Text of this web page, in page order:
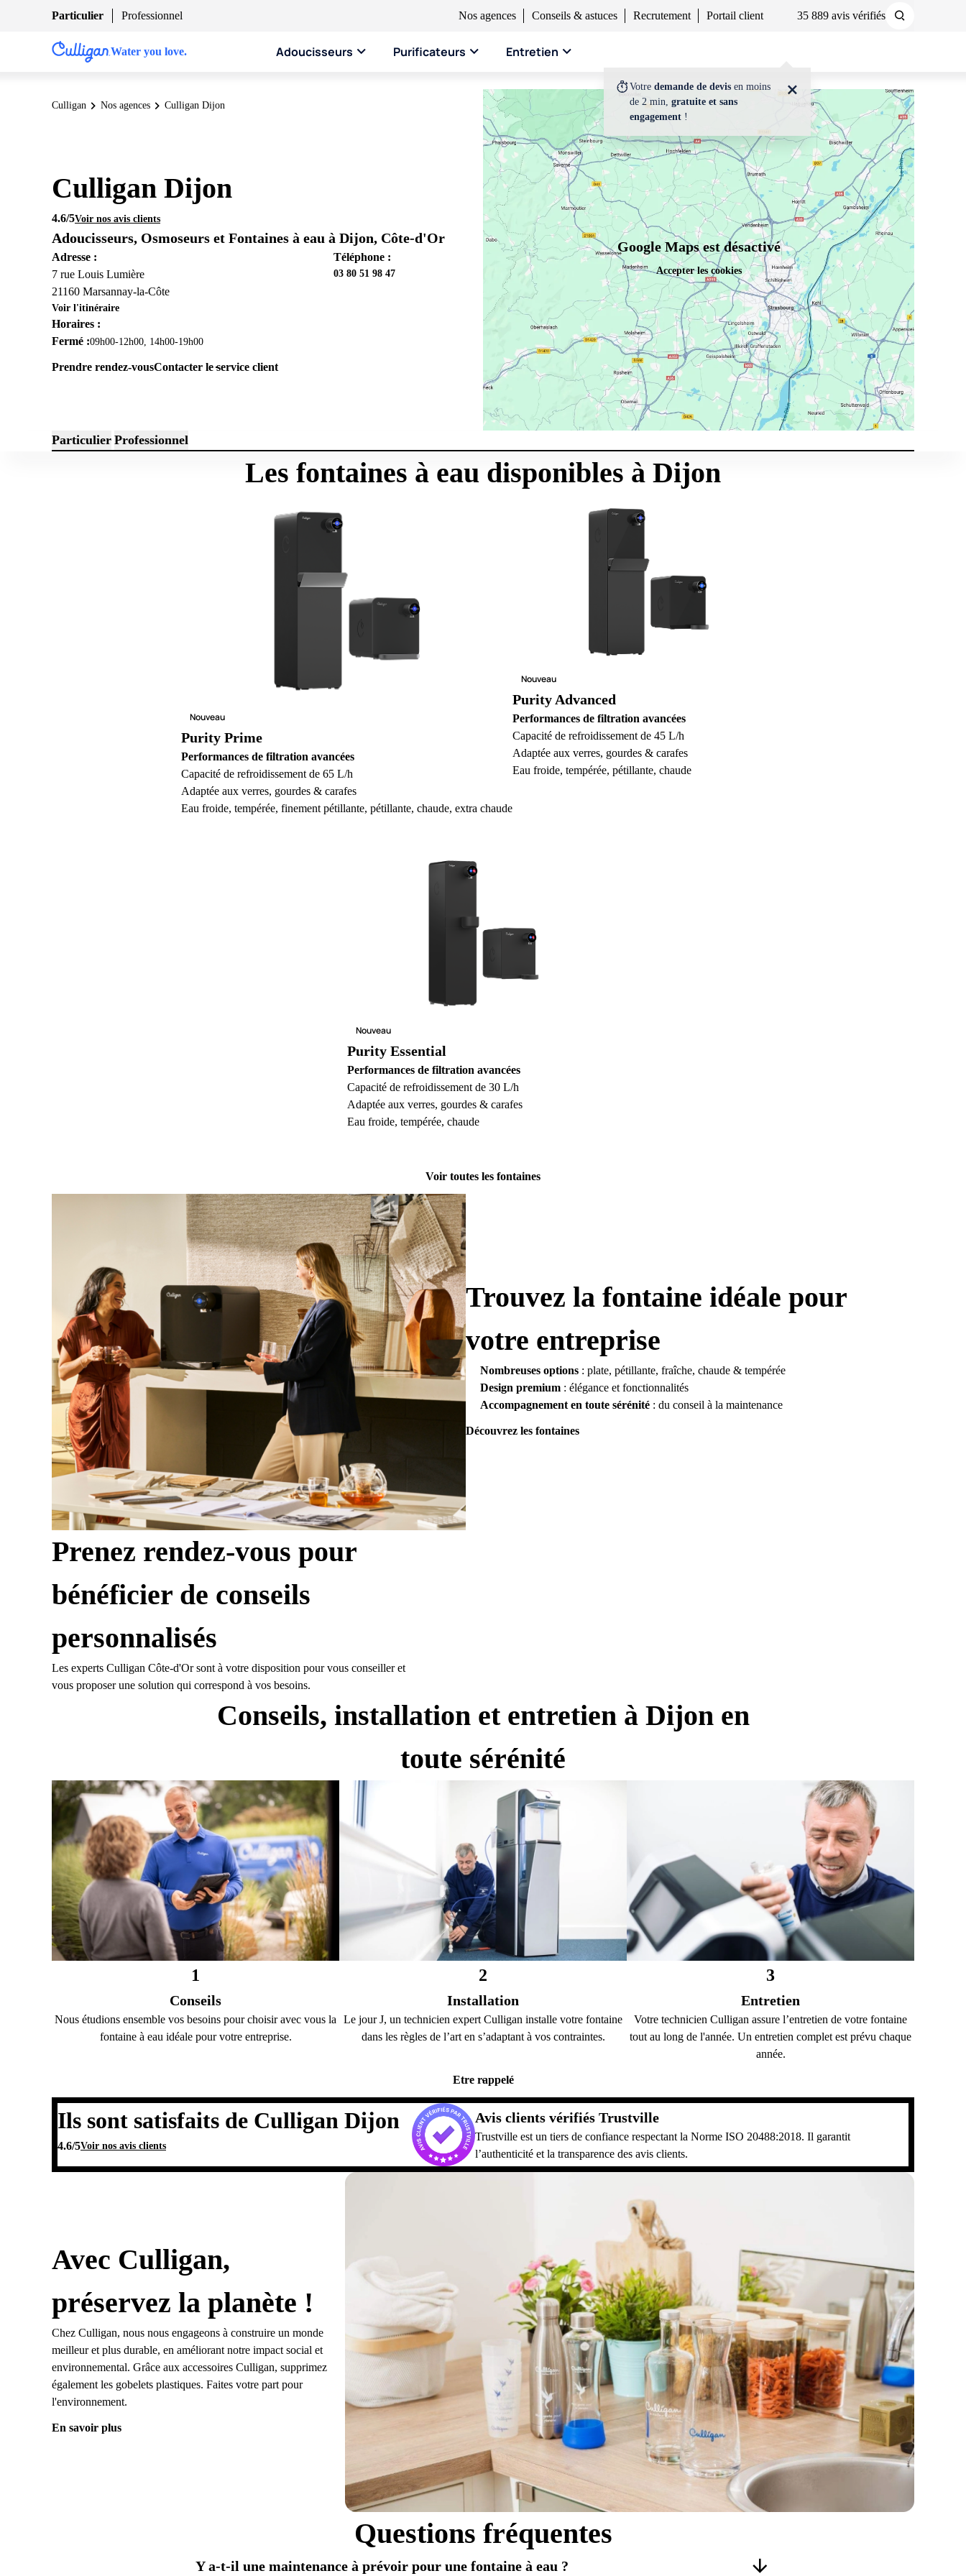
Particulier Professionnel Nos agences Conseils & astuces Recrutement Portail client 35 889 avis vérifiés
Water you love. Adoucisseurs Purificateurs Entretien
Votre demande de devis en moins
de 2 min, gratuite et sans
engagement !
Culligan Nos agences Culligan Dijon
Culligan Dijon
4.6/5Voir nos avis clients
Adoucisseurs, Osmoseurs et Fontaines à eau à Dijon, Côte-d'Or
Adresse :
7 rue Louis Lumière
21160 Marsannay-la-Côte
Voir l'itinéraire
Téléphone :
03 80 51 98 47
Horaires :
Fermé :09h00-12h00, 14h00-19h00
Prendre rendez-vousContacter le service client
Google Maps est désactivé
Accepter les cookies
Particulier Professionnel
Les fontaines à eau disponibles à Dijon
Nouveau
Purity Prime
Performances de filtration avancées
Capacité de refroidissement de 65 L/h
Adaptée aux verres, gourdes & carafes
Eau froide, tempérée, finement pétillante, pétillante, chaude, extra chaude
Nouveau
Purity Advanced
Performances de filtration avancées
Capacité de refroidissement de 45 L/h
Adaptée aux verres, gourdes & carafes
Eau froide, tempérée, pétillante, chaude
Nouveau
Purity Essential
Performances de filtration avancées
Capacité de refroidissement de 30 L/h
Adaptée aux verres, gourdes & carafes
Eau froide, tempérée, chaude
Voir toutes les fontaines
Trouvez la fontaine idéale pour
votre entreprise
Nombreuses options : plate, pétillante, fraîche, chaude & tempérée
Design premium : élégance et fonctionnalités
Accompagnement en toute sérénité : du conseil à la maintenance
Découvrez les fontaines
Prenez rendez-vous pour
bénéficier de conseils
personnalisés
Les experts Culligan Côte-d'Or sont à votre disposition pour vous conseiller et
vous proposer une solution qui correspond à vos besoins.
Conseils, installation et entretien à Dijon en
toute sérénité
1
Conseils
Nous étudions ensemble vos besoins pour choisir avec vous la
fontaine à eau idéale pour votre entreprise.
2
Installation
Le jour J, un technicien expert Culligan installe votre fontaine
dans les règles de l’art en s’adaptant à vos contraintes.
3
Entretien
Votre technicien Culligan assure l’entretien de votre fontaine
tout au long de l'année. Un entretien complet est prévu chaque
année.
Etre rappelé
Ils sont satisfaits de Culligan Dijon
4.6/5Voir nos avis clients
Avis clients vérifiés Trustville
Trustville est un tiers de confiance respectant la Norme ISO 20488:2018. Il garantit
l’authenticité et la transparence des avis clients.
Avec Culligan,
préservez la planète !
Chez Culligan, nous nous engageons à construire un monde
meilleur et plus durable, en améliorant notre impact social et
environnemental. Grâce aux accessoires Culligan, supprimez
également les gobelets plastiques. Faites votre part pour
l'environnement.
En savoir plus
Questions fréquentes
Y a-t-il une maintenance à prévoir pour une fontaine à eau ?